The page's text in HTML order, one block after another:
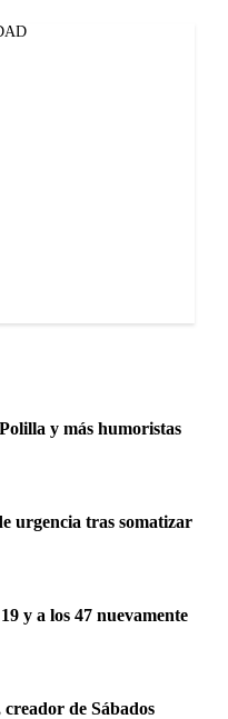
y más humoristas
urgencia tras somatizar
y a los 47 nuevamente
de Sábados